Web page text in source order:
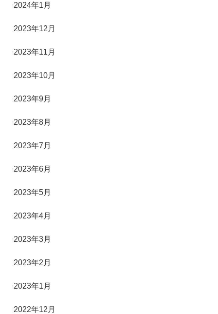
2024年1月
2023年12月
2023年11月
2023年10月
2023年9月
2023年8月
2023年7月
2023年6月
2023年5月
2023年4月
2023年3月
2023年2月
2023年1月
2022年12月